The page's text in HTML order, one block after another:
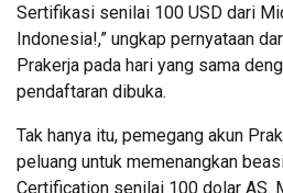
Sertifikasi senilai 100 USD dari
Indonesia!,” ungkap pernyataan
Prakerja pada hari yang sama
pendaftaran dibuka.
Tak hanya itu, pemegang akun
peluang untuk memenangkan
Certification senilai 100 dolar AS.